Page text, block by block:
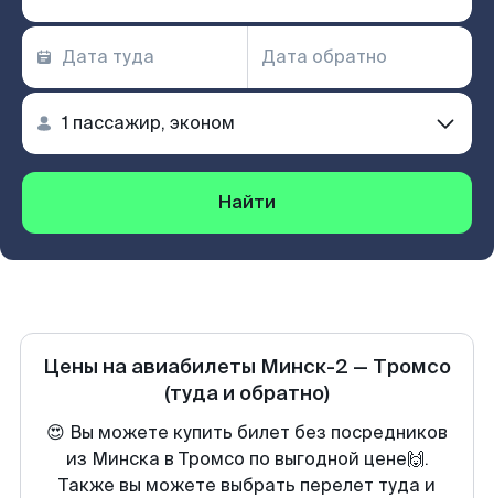
Найти
Цены на авиабилеты Минск-2 — Тромсо
(туда и обратно)
😍 Вы можете купить билет без посредников
из Минска в Тромсо по выгодной цене🙌.
Также вы можете выбрать перелет туда и